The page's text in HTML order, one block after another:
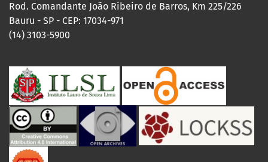
Rod. Comandante João Ribeiro de Barros, Km 225/226
Bauru - SP - CEP: 17034-971
(14) 3103-5900